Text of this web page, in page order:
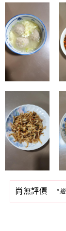
尚無評價 *